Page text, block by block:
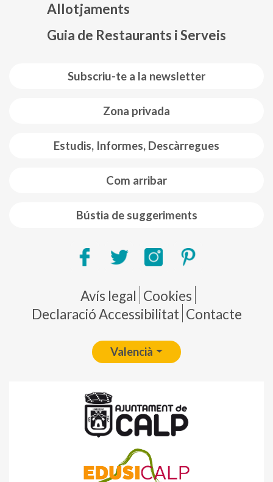
Subscriu-te a la newsletter
Zona privada
Estudis, Informes, Descàrregues
Com arribar
Bústia de suggeriments
Allotjaments
Guia de Restaurants i Serveis
Pie de página
Avís legal Cookies
Declaració Accessibilitat Contacte
Valencià